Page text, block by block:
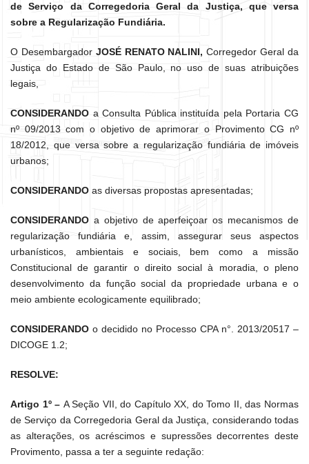
de Serviço da Corregedoria Geral da Justiça, que versa
sobre a Regularização Fundiária.
O Desembargador JOSÉ RENATO NALINI,Corregedor Geral da
Justiça do Estado de São Paulo, no uso de suas atribuições
legais,
CONSIDERANDO a Consulta Pública instituída pela Portaria CG
nº 09/2013 com o objetivo de aprimorar o Provimento CG nº
18/2012, que versa sobre a regularização fundiária de imóveis
urbanos;
CONSIDERANDO as diversas propostas apresentadas;
CONSIDERANDO a objetivo de aperfeiçoar os mecanismos de
regularização fundiária e, assim, assegurar seus aspectos
urbanísticos, ambientais e sociais, bem como a missão
Constitucional de garantir o direito social à moradia, o pleno
desenvolvimento da função social da propriedade urbana e o
meio ambiente ecologicamente equilibrado;
CONSIDERANDO o decidido no Processo CPA n°. 2013/20517 –
DICOGE 1.2;
RESOLVE:
Artigo 1º – A Seção VII, do Capítulo XX, do Tomo II, das Normas
de Serviço da Corregedoria Geral da Justiça, considerando todas
as alterações, os acréscimos e supressões decorrentes deste
Provimento, passa a ter a seguinte redação: